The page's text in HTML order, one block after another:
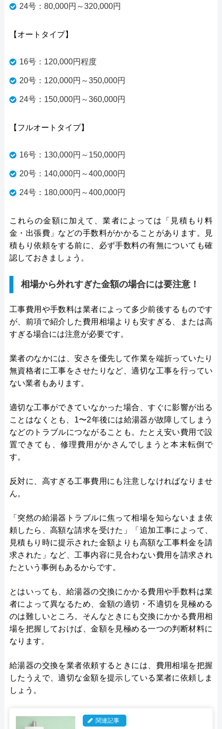
24号：80,000円～320,000円
【オートタイプ】
16号：120,000円程度
20号：120,000円～350,000円
24号：150,000円～360,000円
【フルオートタイプ】
16号：130,000円～150,000円
20号：140,000円～400,000円
24号：180,000円～400,000円
これらの金額に加えて、業者によっては「見積もり料
金・出張費」などの手数料がかかることがあります。見
積もり依頼をする前に、必ず手数料の有無についても確
認しておきましょう。
相場から外れすぎた金額の場合には要注意！
工事費用や手数料は業者によって多少前後するものです
が、前項で紹介した費用相場よりも安すぎる、または高
すぎる場合には注意が必要です。
業者のなかには、安さを優先して作業を端折っていたり
無資格者に工事をさせたりなど、適切な工事を行ってい
ない業者もあります。
適切な工事ができていなかった場合、すぐに影響が出る
ことはなくとも、1〜2年後には給湯器が故障してしまう
などのトラブルにつながることも。たとえ安い費用で設
置できても、修理費用がかさんでしまうと本末転倒で
す。
反対に、高すぎる工事費用にも注意しなければなりませ
ん。
「突然の給湯器トラブルに焦って相場を知らないまま依
頼したら、高額な請求を受けた」「追加工事によって、
見積もり時に提示された金額よりも高額な工事料金を請
求された」など、工事内容に見合わない費用を請求され
たという事例もあるからです。
とはいっても、給湯器の交換にかかる費用や手数料は業
者によって異なるため、金額の適切・不適切を見極める
のは難しいところ。そんなときにも交換にかかる費用相
場を把握しておけば、金額を見極める一つの判断材料に
なります。
給湯器の交換を業者依頼するときには、費用相場を把握
したうえで、適切な金額を提示している業者に依頼しま
しょう。
関連記事